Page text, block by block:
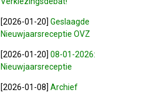
[2026-01-20]Geslaagde
Nieuwjaarsreceptie OVZ
[2026-01-20]08-01-2026:
Nieuwjaarsreceptie
[2026-01-08]Archief